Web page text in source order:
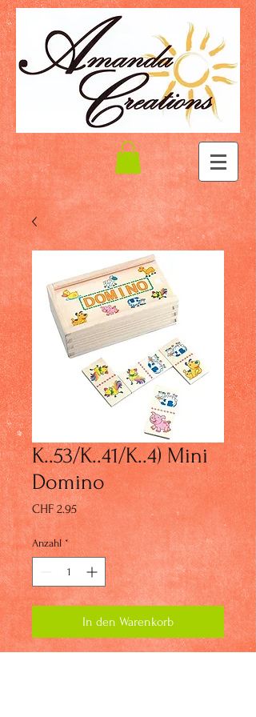
K..53/K..41/K..4) Mini
Domino
CHF 2.95Preis
Anzahl *
In den Warenkorb